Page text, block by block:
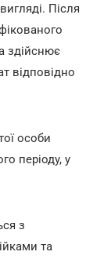
Після
здійснює
відповідно
особи
періоду, у
з
та